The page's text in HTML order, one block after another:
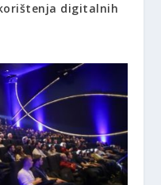
digitalnih